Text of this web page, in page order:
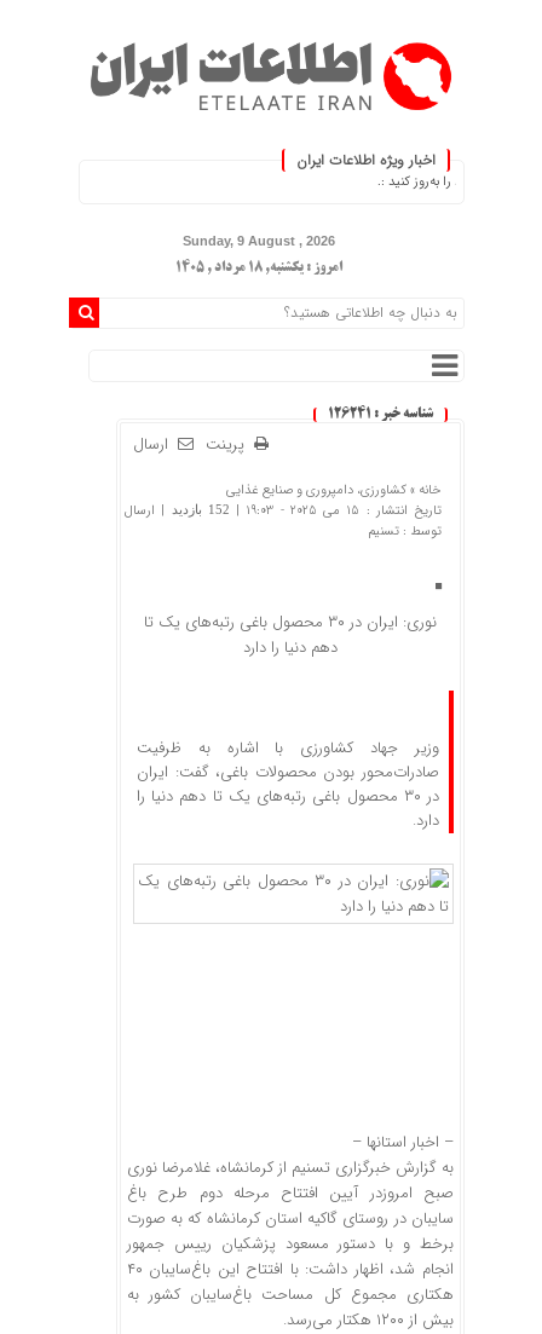
اخبار ویژه اطلاعات ایران
خود را به‌روز کنید :.
Sunday, 9 August , 2026
امروز : یکشنبه, ۱۸ مرداد , ۱۴۰۵
شناسه خبر : 126241
ارسال پرینت
خانه »کشاورزی، دامپروری و صنایع غذایی
تاریخ انتشار : 15 می 2025 - 19:03 |
152 بازدید
| ارسال
توسط : تسنیم
نوری: ایران در ۳۰ محصول باغی رتبه‌های یک تا
دهم دنیا را دارد
وزیر جهاد کشاورزی با اشاره به ظرفیت‌
صادرات‌محور بودن محصولات باغی، گفت: ایران
در ۳۰ محصول باغی رتبه‌های یک تا دهم دنیا را
دارد.
– اخبار استانها –
به گزارش خبرگزاری تسنیم از کرمانشاه، ‌غلامرضا نوری
صبح امروز‌در آیین افتتاح مرحله دوم طرح باغ
سایبان در روستای گاکیه استان کرمانشاه که به صورت
برخط و با دستور مسعود پزشکیان رییس‌ جمهور
انجام شد، اظهار داشت: با افتتاح این باغ‌سایبان ۴۰
هکتاری مجموع کل مساحت باغ‌سایبان کشور به
بیش از ۱۲۰۰ هکتار می‌رسد.